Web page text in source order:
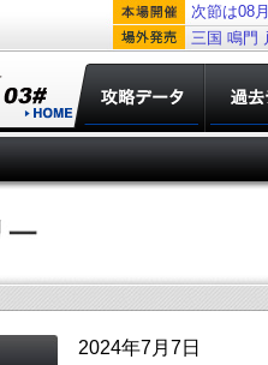
次節は08
三国 鳴門
2024年7月7日